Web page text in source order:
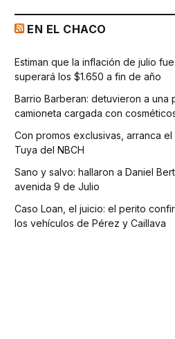
EN EL CHACO
Estiman que la inflación de julio
superará los $1.650 a fin de año
Barrio Barberan: detuvieron a
camioneta cargada con
Con promos exclusivas, arranca
Tuya del NBCH
Sano y salvo: hallaron a Daniel
avenida 9 de Julio
Caso Loan, el juicio: el perito
los vehículos de Pérez y Caillava